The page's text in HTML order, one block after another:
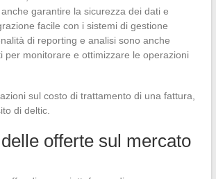
garantire la sicurezza dei dati e
facile con i sistemi di gestione
di reporting e analisi sono anche
per monitorare e ottimizzare le operazioni
sul costo di trattamento di una fattura,
di deltic.
offerte sul mercato